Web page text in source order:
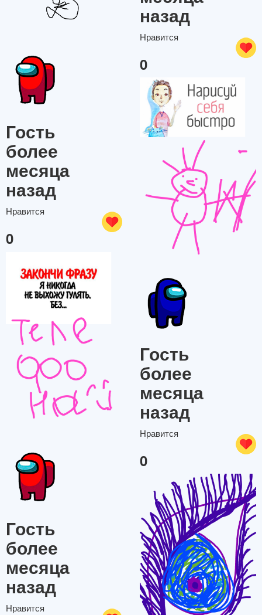
назад
Нравится
0
Гость
более
месяца
назад
Нравится
0
Гость
более
месяца
назад
Нравится
0
Гость
более
месяца
назад
Нравится